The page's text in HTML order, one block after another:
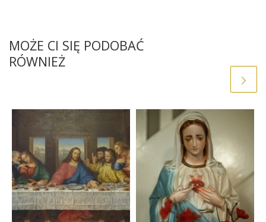
MOŻE CI SIĘ PODOBAĆ
RÓWNIEŻ